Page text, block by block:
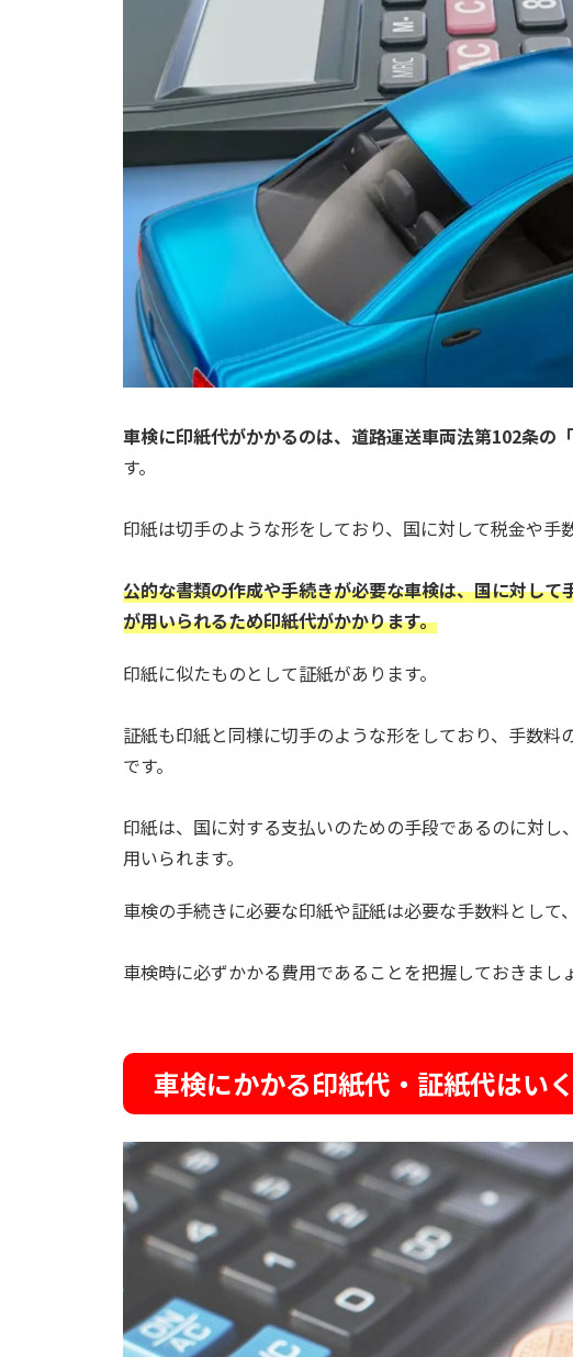
車検に印紙代がかかるのは、道路運送車両法第102条の
す。
印紙は切手のような形をしており、国に対して税金や手
公的な書類の作成や手続きが必要な車検は、国に対し
が用いられるため印紙代がかかります。
印紙に似たものとして証紙があります。
証紙も印紙と同様に切手のような形をしており、手数
です。
印紙は、国に対する支払いのための手段であるのに対
用いられます。
車検の手続きに必要な印紙や証紙は必要な手数料として
車検時に必ずかかる費用であることを把握しておきまし
車検にかかる印紙代・証紙代はい